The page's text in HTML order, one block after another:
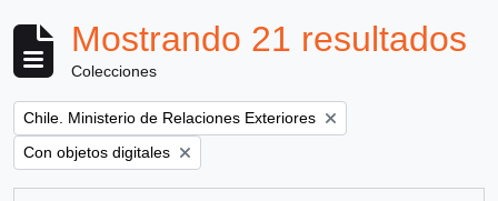
Mostrando 21 resultados
Colecciones
Remove filter:
Chile. Ministerio de Relaciones Exteriores
Remove filter:
Con objetos digitales